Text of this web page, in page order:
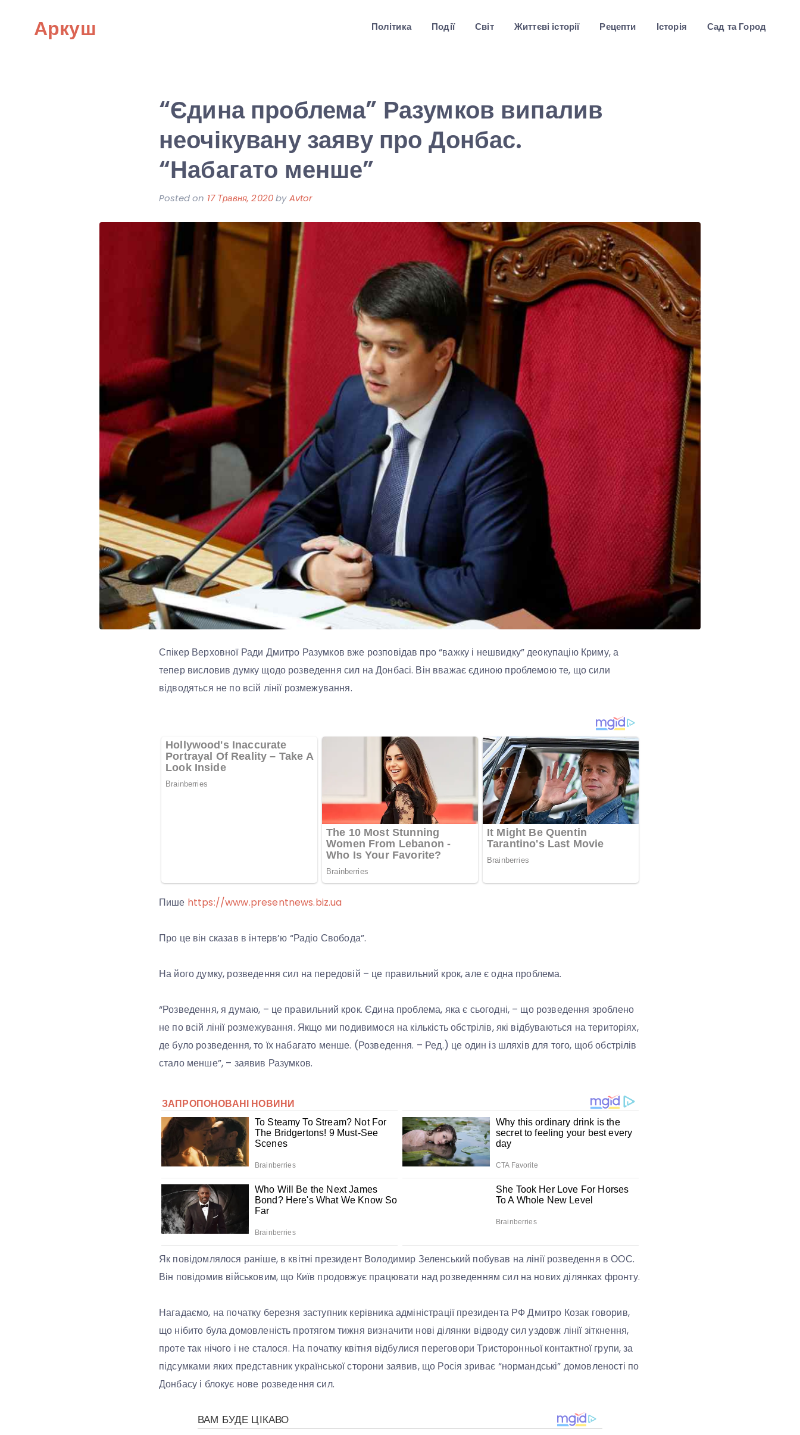
Аркуш Політика Події Світ Життєві історії Рецепти Історія Сад та Город
“Єдина проблема” Разумков випалив
неочікувану заяву про Донбас.
“Набагато менше”
Posted on 17 Травня, 2020byAvtor
Спікер Верховної Ради Дмитро Разумков вже розповідав про “важку і нешвидку” деокупацію Криму, а
тепер висловив думку щодо розведення сил на Донбасі. Він вважає єдиною проблемою те, що сили
відводяться не по всій лінії розмежування.
Пише https://www.presentnews.biz.ua
Про це він сказав в інтерв’ю “Радіо Свобода”.
На його думку, розведення сил на передовій – це правильний крок, але є одна проблема.
“Розведення, я думаю, – це правильний крок. Єдина проблема, яка є сьогодні, – що розведення зроблено
не по всій лінії розмежування. Якщо ми подивимося на кількість обстрілів, які відбуваються на територіях,
де було розведення, то їх набагато менше. (Розведення. – Ред.) це один із шляхів для того, щоб обстрілів
стало менше”, – заявив Разумков.
Як повідомлялося раніше, в квітні президент Володимир Зеленський побував на лінії розведення в ООС.
Він повідомив військовим, що Київ продовжує працювати над розведенням сил на нових ділянках фронту.
Нагадаємо, на початку березня заступник керівника адміністрації президента РФ Дмитро Козак говорив,
що нібито була домовленість протягом тижня визначити нові ділянки відводу сил уздовж лінії зіткнення,
проте так нічого і не сталося. На початку квітня відбулися переговори Тристоронньої контактної групи, за
підсумками яких представник української сторони заявив, що Росія зриває “нормандські” домовленості по
Донбасу і блокує нове розведення сил.